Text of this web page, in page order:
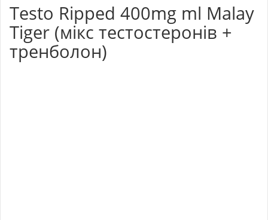
Testo Ripped 400mg ml Malay
Tiger (мікс тестостеронів +
тренболон)